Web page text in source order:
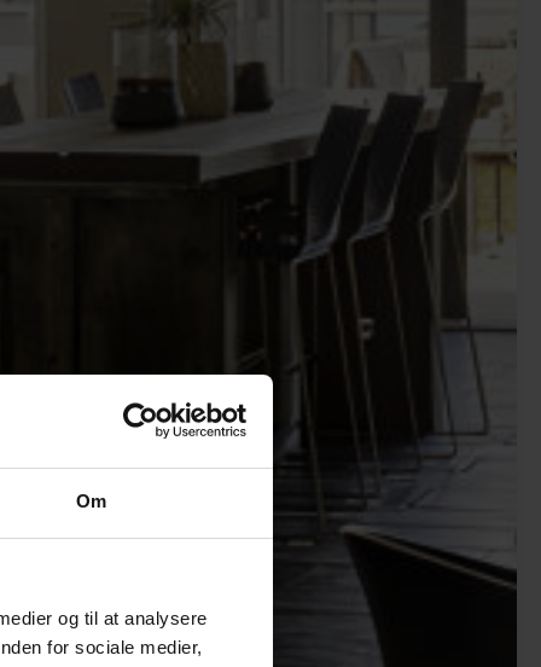
Om
og til at analysere
for sociale medier,